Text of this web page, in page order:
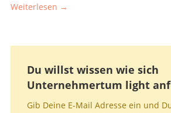
Weiterlesen →
Du willst wissen wie sich
Unternehmertum light
Gib Deine E-Mail Adresse ein und